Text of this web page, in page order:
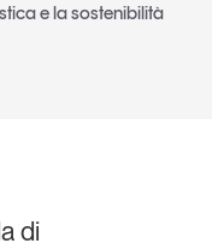
e la sostenibilità
di